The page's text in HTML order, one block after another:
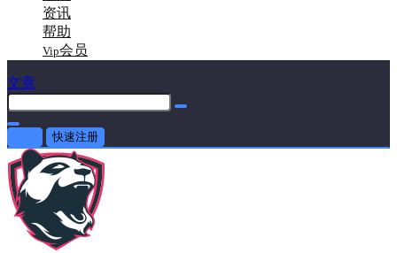
资讯
帮助
Vip会员
文章
快速注册